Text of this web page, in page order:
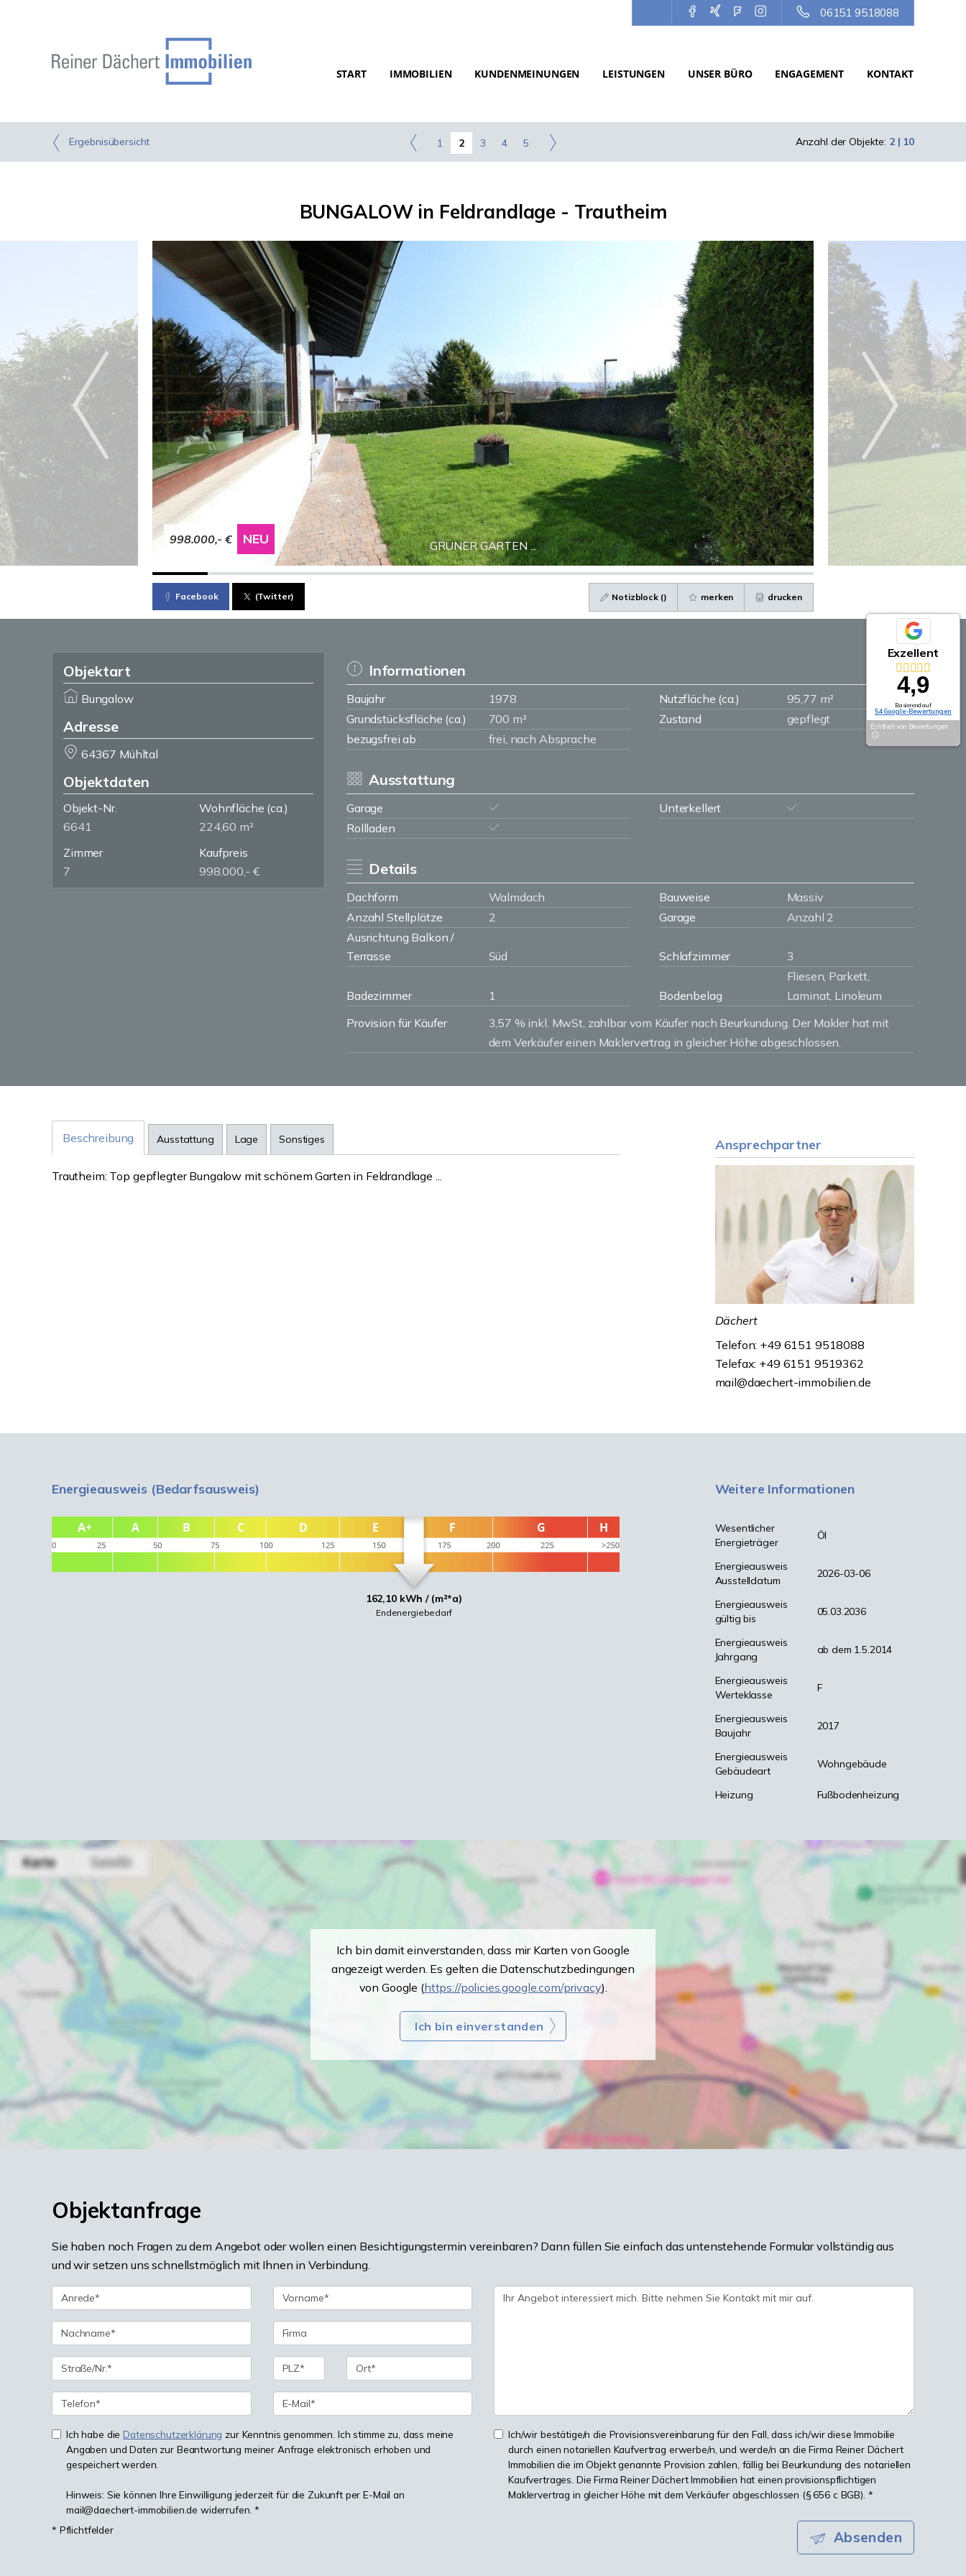
06151 9518088
START IMMOBILIEN KUNDENMEINUNGEN LEISTUNGEN UNSER BÜRO ENGAGEMENT KONTAKT
Ergebnisübersicht 1 2 3 4 5 Anzahl der Objekte: 2 | 10
BUNGALOW in Feldrandlage - Trautheim
GRÜNER GARTEN ...
998.000,- € NEU
Facebook (Twitter) Notizblock () merken drucken
Objektart
Bungalow
Adresse
64367 Mühltal
Objektdaten
Objekt-Nr.
6641
Wohnfläche (ca.)
224,60 m²
Zimmer
7
Kaufpreis
998.000,- €
Informationen
Baujahr 1978 Nutzfläche (ca.)
95,77 m²
Grundstücksfläche (ca.)
700 m² Zustand
gepflegt
bezugsfrei ab
frei, nach Absprache
Ausstattung
Garage
Unterkellert
Rollladen
Details
Dachform Walmdach Bauweise
Massiv
Anzahl Stellplätze
2 Garage
Anzahl 2
Ausrichtung Balkon /
Terrasse
Süd Schlafzimmer 3
Badezimmer 1 Bodenbelag
Fliesen, Parkett,
Laminat, Linoleum
Provision für Käufer
3,57 % inkl. MwSt, zahlbar vom Käufer nach Beurkundung. Der Makler hat mit
dem Verkäufer einen Maklervertrag in gleicher Höhe abgeschlossen.
Beschreibung Ausstattung Lage Sonstiges
Trautheim: Top gepflegter Bungalow mit schönem Garten in Feldrandlage ...
Ansprechpartner
Dächert
Telefon: +49 6151 9518088
Telefax: +49 6151 9519362
mail@daechert-immobilien.de
Energieausweis (Bedarfsausweis)
162,10 kWh / (m²*a)
Endenergiebedarf
Weitere Informationen
Wesentlicher
Energieträger
Öl
Energieausweis
Ausstelldatum
2026-03-06
Energieausweis
gültig bis
05.03.2036
Energieausweis
Jahrgang
ab dem 1.5.2014
Energieausweis
Werteklasse
F
Energieausweis
Baujahr
2017
Energieausweis
Gebäudeart
Wohngebäude
Heizung Fußbodenheizung
Ich bin damit einverstanden, dass mir Karten von Google
angezeigt werden. Es gelten die Datenschutzbedingungen
von Google (https://policies.google.com/privacy).
Ich bin einverstanden
Objektanfrage
Sie haben noch Fragen zu dem Angebot oder wollen einen Besichtigungstermin vereinbaren? Dann füllen Sie einfach das untenstehende Formular vollständig aus
und wir setzen uns schnellstmöglich mit Ihnen in Verbindung.
Ich habe die Datenschutzerklärung zur Kenntnis genommen. Ich stimme zu, dass meine
Angaben und Daten zur Beantwortung meiner Anfrage elektronisch erhoben und
gespeichert werden.
Hinweis: Sie können Ihre Einwilligung jederzeit für die Zukunft per E-Mail an
mail@daechert-immobilien.de widerrufen. *
Ich/wir bestätige/n die Provisionsvereinbarung für den Fall, dass ich/wir diese Immobilie
durch einen notariellen Kaufvertrag erwerbe/n, und werde/n an die Firma Reiner Dächert
Immobilien die im Objekt genannte Provision zahlen, fällig bei Beurkundung des notariellen
Kaufvertrages. Die Firma Reiner Dächert Immobilien hat einen provisionspflichtigen
Maklervertrag in gleicher Höhe mit dem Verkäufer abgeschlossen (§ 656 c BGB). *
* Pflichtfelder Absenden
Exzellent
4,9
Basierend auf
54 Google-Bewertungen
Echtheit von Bewertungen